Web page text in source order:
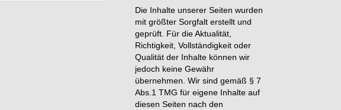
Die Inhalte unserer Seiten wurden
mit größter Sorgfalt erstellt und
geprüft. Für die Aktualität,
Richtigkeit, Vollständigkeit oder
Qualität der Inhalte können wir
jedoch keine Gewähr
übernehmen. Wir sind gemäß § 7
Abs.1 TMG für eigene Inhalte auf
diesen Seiten nach den